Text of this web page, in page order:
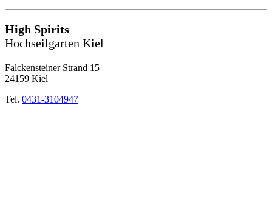
High Spirits
Hochseilgarten Kiel
Falckensteiner Strand 15
24159 Kiel
Tel. 0431-3104947